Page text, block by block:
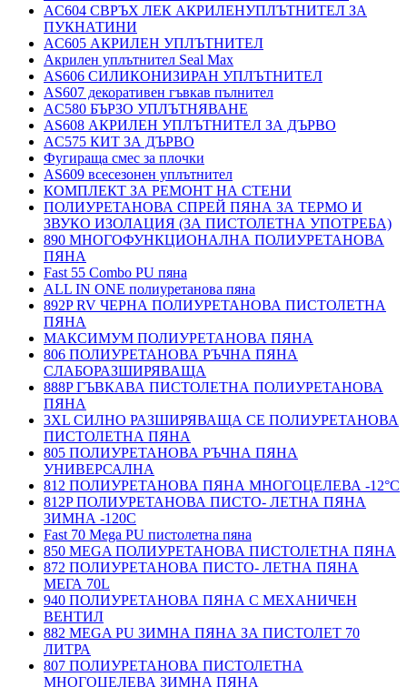
AC604 СВРЪХ ЛЕК АКРИЛЕНУПЛЪТНИТЕЛ ЗА
ПУКНАТИНИ
AC605 АКРИЛЕН УПЛЪТНИТЕЛ
Акрилен уплътнител Seal Max
AS606 СИЛИКОНИЗИРАН УПЛЪТНИТЕЛ
AS607 декоративен гъвкав пълнител
AC580 БЪРЗО УПЛЪТНЯВАНЕ
AS608 АКРИЛЕН УПЛЪТНИТЕЛ ЗА ДЪРВО
AC575 КИТ ЗА ДЪРВО
Фугираща смес за плочки
AS609 всесезонен уплътнител
КОМПЛЕКТ ЗА РЕМОНТ НА СТЕНИ
ПОЛИУРЕТАНОВА СПРЕЙ ПЯНА ЗА ТЕРМО И
ЗВУКО ИЗОЛАЦИЯ (ЗА ПИСТОЛЕТНА УПОТРЕБА)
890 МНОГОФУНКЦИОНАЛНА ПОЛИУРЕТАНОВА
ПЯНА
Fast 55 Combo PU пяна
ALL IN ONE полиуретанова пяна
892P RV ЧЕРНА ПОЛИУРЕТАНОВА ПИСТОЛЕТНА
ПЯНА
МАКСИМУМ ПОЛИУРЕТАНОВА ПЯНА
806 ПОЛИУРЕТАНОВА РЪЧНА ПЯНА
СЛАБОРАЗШИРЯВАЩА
888P ГЪВКАВА ПИСТОЛЕТНА ПОЛИУРЕТАНОВА
ПЯНА
3XL СИЛНО РАЗШИРЯВАЩА СЕ ПОЛИУРЕТАНОВА
ПИСТОЛЕТНА ПЯНА
805 ПОЛИУРЕТАНОВА РЪЧНА ПЯНА
УНИВЕРСАЛНА
812 ПОЛИУРЕТАНОВА ПЯНА МНОГОЦЕЛЕВА -12°C
812P ПОЛИУРЕТАНОВА ПИСТО- ЛЕТНА ПЯНА
ЗИМНА -120С
Fast 70 Mega PU пистолетна пяна
850 MEGA ПОЛИУРЕТАНОВА ПИСТОЛЕТНА ПЯНА
872 ПОЛИУРЕТАНОВА ПИСТО- ЛЕТНА ПЯНА
МЕГА 70L
940 ПОЛИУРЕТАНОВА ПЯНА С МЕХАНИЧЕН
ВЕНТИЛ
882 MEGA PU ЗИМНА ПЯНА ЗА ПИСТОЛЕТ 70
ЛИТРА
807 ПОЛИУРЕТАНОВА ПИСТОЛЕТНА
МНОГОЦЕЛЕВА ЗИМНА ПЯНА